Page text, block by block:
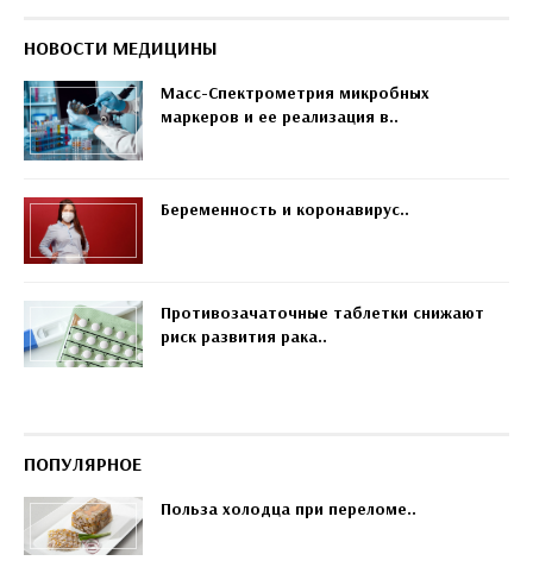
НОВОСТИ МЕДИЦИНЫ
Масс-Спектрометрия микробных
маркеров и ее реализация в..
Беременность и коронавирус..
Противозачаточные таблетки снижают
риск развития рака..
ПОПУЛЯРНОЕ
Польза холодца при переломе..